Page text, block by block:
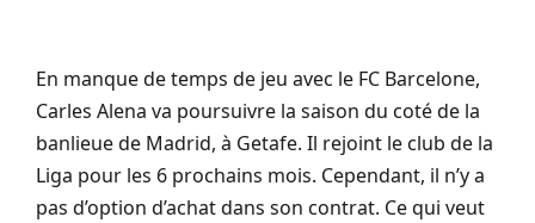
En manque de temps de jeu avec le FC Barcelone,
Carles Alena va poursuivre la saison du coté de la
banlieue de Madrid, à Getafe. Il rejoint le club de la
Liga pour les 6 prochains mois. Cependant, il n’y a
pas d’option d’achat dans son contrat. Ce qui veut